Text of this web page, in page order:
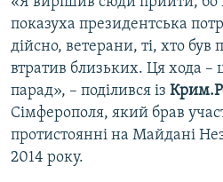
показуха президентська
дійсно, ветерани, ті, хто був
втратив близьких. Ця хода –
парад», – поділився із
Сімферополя, який брав
протистоянні на Майдані
2014 року.